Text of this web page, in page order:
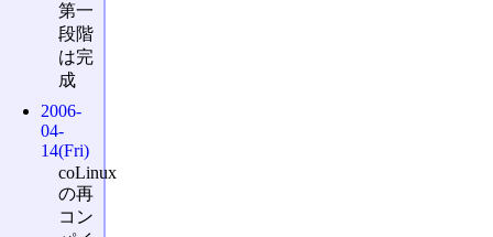
第一
段階
は完
成
2006-
04-
14(Fri)
coLinux
の再
コン